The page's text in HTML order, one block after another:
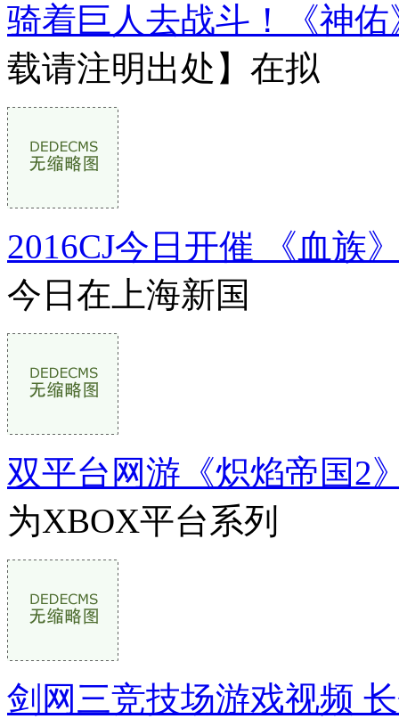
骑着巨人去战斗！《神
载请注明出处】在拟
2016CJ今日开催 《血族
今日在上海新国
双平台网游《炽焰帝国2
为XBOX平台系列
剑网三竞技场游戏视频